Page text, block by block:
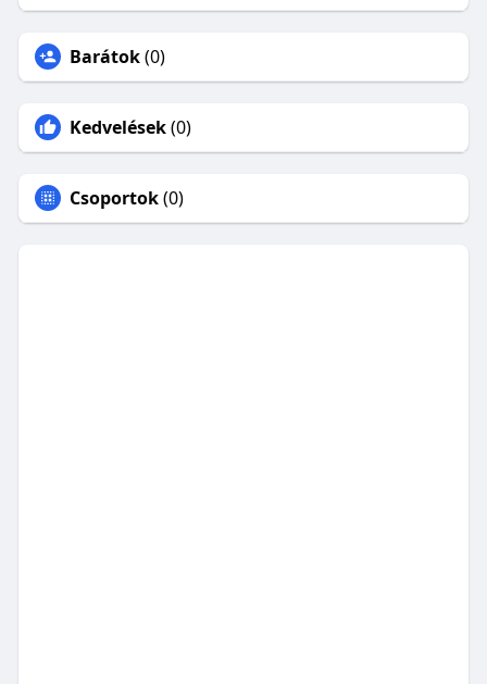
Barátok(0)
Kedvelések(0)
Csoportok(0)